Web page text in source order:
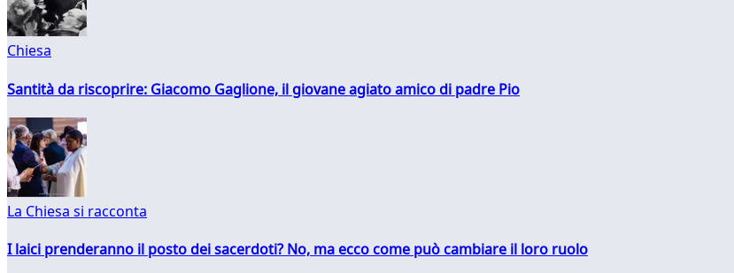
Chiesa
Santità da riscoprire: Giacomo Gaglione, il giovane agiato amico di padre Pio
La Chiesa si racconta
I laici prenderanno il posto dei sacerdoti? No, ma ecco come può cambiare il loro ruolo